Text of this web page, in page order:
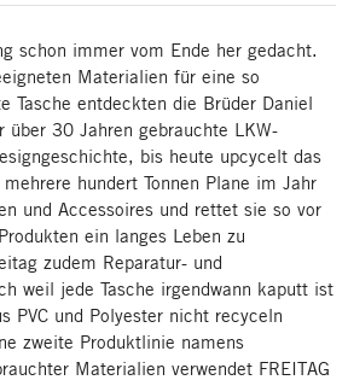
schon immer vom Ende her gedacht.
Materialien für eine so
Tasche entdeckten die Brüder Daniel
über 30 Jahren gebrauchte LKW-
bis heute upcycelt das
hundert Tonnen Plane im Jahr
und Accessoires und rettet sie so vor
ein langes Leben zu
zudem Reparatur- und
weil jede Tasche irgendwann kaputt ist
PVC und Polyester nicht recyceln
zweite Produktlinie namens
Materialien verwendet FREITAG